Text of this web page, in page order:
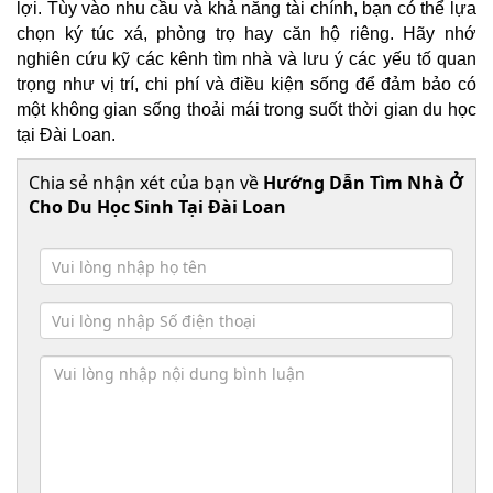
lợi. Tùy vào nhu cầu và khả năng tài chính, bạn có thể lựa
chọn ký túc xá, phòng trọ hay căn hộ riêng. Hãy nhớ
nghiên cứu kỹ các kênh tìm nhà và lưu ý các yếu tố quan
trọng như vị trí, chi phí và điều kiện sống để đảm bảo có
một không gian sống thoải mái trong suốt thời gian du học
tại Đài Loan.
Chia sẻ nhận xét của bạn về Hướng Dẫn Tìm Nhà Ở
Cho Du Học Sinh Tại Đài Loan